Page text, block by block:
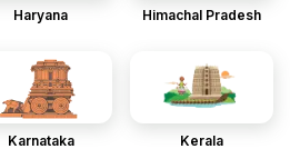
Haryana Himachal Pradesh
Karnataka Kerala